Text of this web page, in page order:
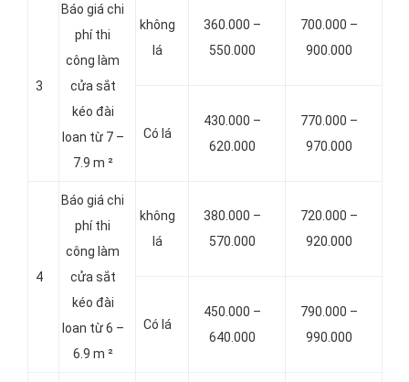
3
Báo giá chi
phí thi
công làm
cửa sắt
kéo đài
loan từ 7 –
7.9 m ²
không
lá
360.000 –
550.000
700.000 –
900.000
Có lá
430.000 –
620.000
770.000 –
970.000
4
Báo giá chi
phí thi
công làm
cửa sắt
kéo đài
loan từ 6 –
6.9 m ²
không
lá
380.000 –
570.000
720.000 –
920.000
Có lá
450.000 –
640.000
790.000 –
990.000